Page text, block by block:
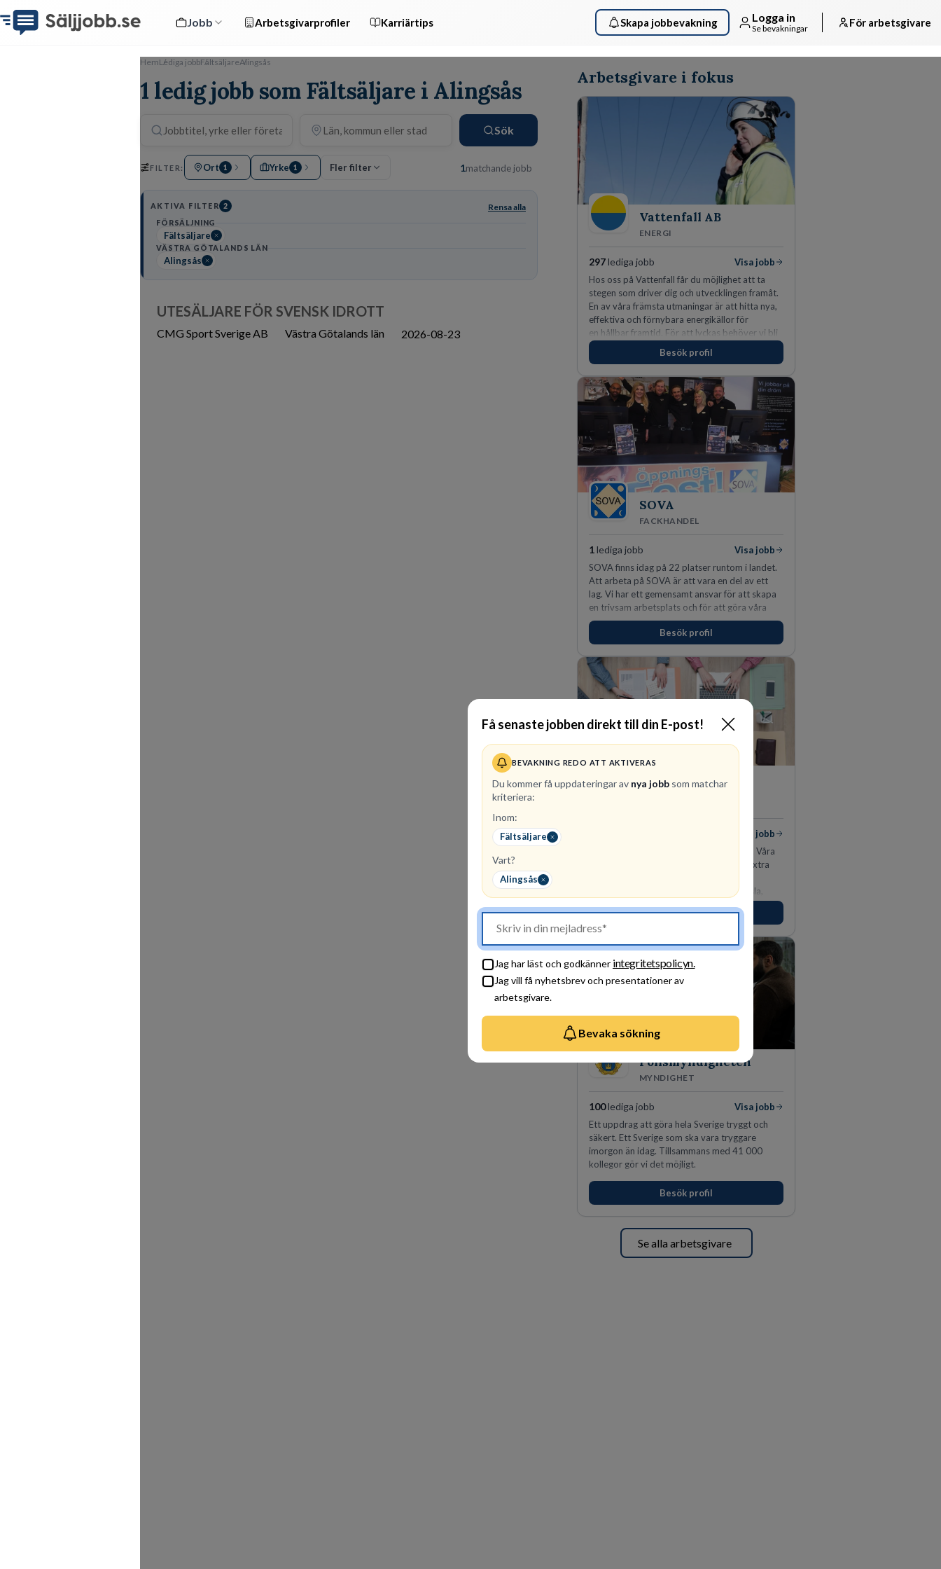
Jobb Arbetsgivarprofiler Karriärtips Skapa jobbevakning Logga in
Se bevakningar För arbetsgivare
Få senaste jobben direkt till din E-post!
BEVAKNING REDO ATT AKTIVERAS
Du kommer få uppdateringar av nya jobb som matchar
kriteriera:
Inom:
Fältsäljare
Vart?
Alingsås
Jag har läst och godkänner integritetspolicyn.
Jag vill få nyhetsbrev och presentationer av
arbetsgivare.
Bevaka sökning
HemLediga jobbFältsäljareAlingsås
1 ledig jobb som Fältsäljare i Alingsås
Sök
FILTER: Ort 1 Yrke 1 Fler filter 1matchande jobb
AKTIVA FILTER 2 Rensa alla
FÖRSÄLJNING
Fältsäljare
VÄSTRA GÖTALANDS LÄN
Alingsås
UTESÄLJARE FÖR SVENSK IDROTT
CMG Sport Sverige AB Västra Götalands län 2026-08-23
Arbetsgivare i fokus
Vattenfall AB
ENERGI
297lediga jobb
Visa jobb
Hos oss på Vattenfall får du möjlighet att ta
stegen som driver dig och utvecklingen framåt.
En av våra främsta utmaningar är att hitta nya,
effektiva och förnybara energikällor för
en hållbar framtid. För att lyckas behöver vi bli
fler medarbetare som vill göra skillnad.
Besök profil
SOVA
FACKHANDEL
1lediga jobb
Visa jobb
SOVA finns idag på 22 platser runtom i landet.
Att arbeta på SOVA är att vara en del av ett
lag. Vi har ett gemensamt ansvar för att skapa
en trivsam arbetsplats och för att göra våra
kunder nöjda. Som medarbetare hos oss
förväntas du visa engagemang, öppenhet,
ansvar och respekt.
Besök profil
PerformIQ
Visa jobb
PerformIQ gör mer än att hitta personal. Våra
kandidater har rätt CV och det där lilla extra
dedikerade, fokuserade. Stark teamkänsla,
vinnarinstinkt och hälsomedvetna. Vi kallar det
Besök profil
Polismyndigheten
MYNDIGHET
100lediga jobb
Visa jobb
Ett uppdrag att göra hela Sverige tryggt och
säkert. Ett Sverige som ska vara tryggare
imorgon än idag. Tillsammans med 41 000
kollegor gör vi det möjligt.
Besök profil
Se alla arbetsgivare